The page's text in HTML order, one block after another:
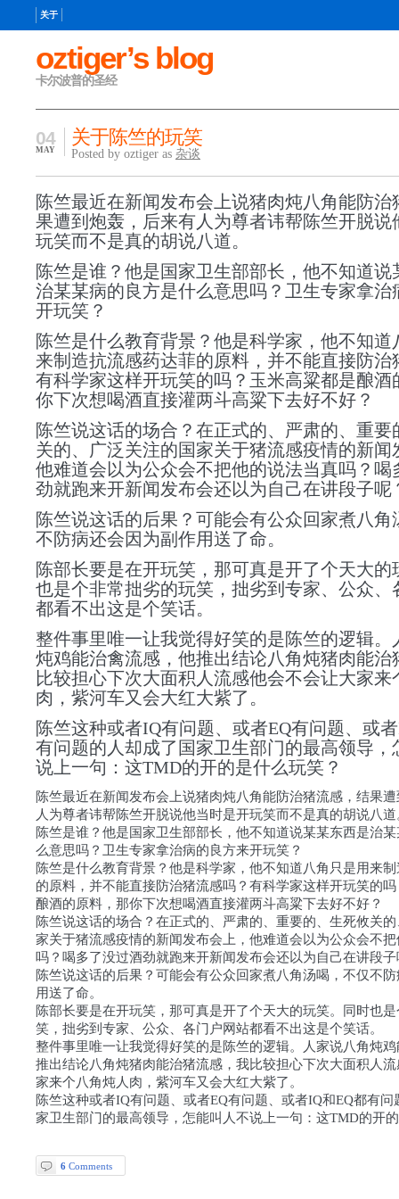
oztiger’s blog
卡尔波普的圣经
关于
关于陈竺的玩笑
04
MAY Posted by oztiger as 杂谈
陈竺最近在新闻发布会上说猪肉炖八角能防治
果遭到炮轰，后来有人为尊者讳帮陈竺开脱说
玩笑而不是真的胡说八道。
陈竺是谁？他是国家卫生部部长，他不知道说
治某某病的良方是什么意思吗？ 卫生专家拿治
开玩笑？
陈竺是什么教育背景？他是科学家，他不知道
来制造抗流感药达菲的原料，并不能直接防治
有科学家这样开玩笑的吗？玉米高粱都是酿酒
你下次想喝酒直接灌两斗高粱下去好不好？
陈竺说这话的场合？在正式的、严肃的、重要
关的、广泛关注的国家关于猪流感疫情的新闻
他难道会以为公众会不把他的说法当真吗？喝
劲就跑来开新闻发布会还以为自己在讲段子呢
陈竺说这话的后果？可能会有公众回家煮八角
不防病还会因为副作用送了命。
陈部长要是在开玩笑，那可真是开了个天大的
也是个非常拙劣的玩笑，拙劣到专家、公众、
都看不出这是个笑话。
整件事里唯一让我觉得好笑的是陈竺的逻辑。
炖鸡能治禽流感，他推出结论八角炖猪肉能治
比较担心下次大面积人流感他会不会让大家来
肉，紫河车又会大红大紫了。
陈竺这种或者IQ有问题、或者EQ有问题、或
有问题的人却成了国家卫生部门的最高领导，
说上一句：这TMD的开的是什么玩笑？
陈竺最近在新闻发布会上说猪肉炖八角能防治猪流感，结果
人为尊者讳帮陈竺开脱说他当时是开玩笑而不是真的胡说八道
陈竺是谁？他是国家卫生部部长，他不知道说某某东西是治
么意思吗？卫生专家拿治病的良方来开玩笑？
陈竺是什么教育背景？他是科学家，他不知道八角只是用来
的原料，并不能直接防治猪流感吗？有科学家这样开玩笑的
酿酒的原料，那你下次想喝酒直接灌两斗高粱下去好不好？
陈竺说这话的场合？在正式的、严肃的、重要的、生死攸关
家关于猪流感疫情的新闻发布会上，他难道会以为公众会不
吗？喝多了没过酒劲就跑来开新闻发布会还以为自己在讲段
陈竺说这话的后果？可能会有公众回家煮八角汤喝，不仅不
用送了命。
陈部长要是在开玩笑，那可真是开了个天大的玩笑。同时也
笑，拙劣到专家、公众、各门户网站都看不出这是个笑话。
整件事里唯一让我觉得好笑的是陈竺的逻辑。人家说八角炖
推出结论八角炖猪肉能治猪流感，我比较担心下次大面积人
家来个八角炖人肉，紫河车又会大红大紫了。
陈竺这种或者IQ有问题、或者EQ有问题、或者IQ和EQ都有问
家卫生部门的最高领导，怎能叫人不说上一句：这TMD的开
6 Comments